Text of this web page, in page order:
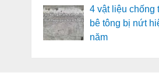
4 vật liệu chống
bê tông bị nứt
năm